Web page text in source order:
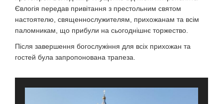
Євлогія передав привітання з престольним святом
настоятелю, священнослужителям, прихожанам та всім
паломникам, що прибули на сьогоднішнє торжество.
Після завершення богослужіння для всіх прихожан та
гостей була запропонована трапеза.